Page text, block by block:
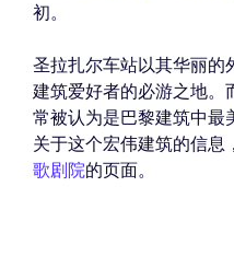
初。
圣拉扎尔车站以其华丽的
建筑爱好者的必游之地。
常被认为是巴黎建筑中最
关于这个宏伟建筑的信息
歌剧院的页面。